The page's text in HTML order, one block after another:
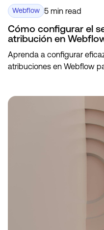
Webflow 5 min read
Cómo configurar el
atribución en
Aprenda a configurar
atribuciones en Webflow